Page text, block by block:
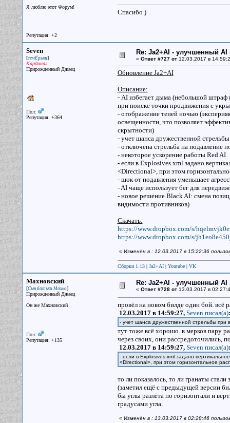
Я люблю этот Форум!
Репутация: +2
Спасибо )
Seven
[семЁрыш]
Кардинал
Прирожденный Джаец
Пол:
Репутация: +364
Re: Ja2+AI - улучшенный AI
« Ответ #727 от12.03.2017 в
Обновление Ja2+AI
Описание:
- AI избегает дыма (небольшой
при поиске точки продвижения с
- отображение теней ночью
освещенности, что позволяет
скрытности)
- учет шанса дружественной
- отключена стрельба на
- некоторое ускорение работы Red AI
- если в Explosives.xml задано
<Directional>, при этом
- шок от подавления уменьшает
- AI чаще использует бег для
- новое решение Black AI: смена
видимости противников)
Скачать:
https://www.dropbox.com/s/
https://www.dropbox.com/s/
« Изменён в : 12.03.2017 в 15:22:36
Сборки 1.13| Ja2+AI| Youtube| VK
Махновский
[Сын батьки Махно]
Прирожденный Джаец
Он же Махновский
Пол:
Репутация: +135
Re: Ja2+AI - улучшенный AI
« Ответ #728 от13.03.2017 в
провёл на новом билде один бой. всё
12.03.2017 в 14:59:27, Seven писал(a):
- учет шанса дружественной стрельбы
тут тоже всё хорошо. в мерков пару
через своих, они рассредоточились,
12.03.2017 в 14:59:27, Seven писал(a):
- если в Explosives.xml задано
<Directional>, при этом горизонтальное
то ли показалось, то ли гранаты
(заметил ещё с предыдущей версии
бы углы разлёта по горизонтали и
градусами угла.
« Изменён в : 13.03.2017 в 02:28:46